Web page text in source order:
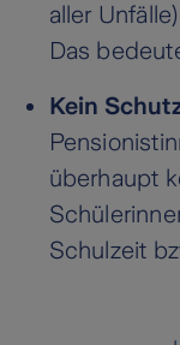
aller
Das
Kein
überhaupt
Schulzeit